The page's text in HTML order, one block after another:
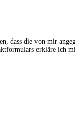
die von mir
erkläre ich